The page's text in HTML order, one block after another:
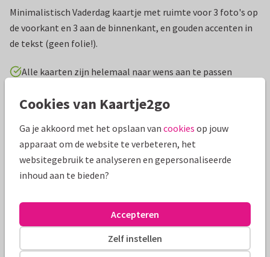
Minimalistisch Vaderdag kaartje met ruimte voor 3 foto's op
de voorkant en 3 aan de binnenkant, en gouden accenten in
de tekst (geen folie!).
Alle kaarten zijn helemaal naar wens aan te passen
Vaderdag kaarten Tirza
Specificaties bij deze kaart
Papiersoort: Kies uit 6 luxe papiersoorten
Adres: Achterop de kaart
Formaten
Cookies van Kaartje2go
Ga je akkoord met het opslaan van cookies op jouw
apparaat om de website te verbeteren, het
websitegebruik te analyseren en gepersonaliseerde
inhoud aan te bieden?
Zelf instellen
Accepteren